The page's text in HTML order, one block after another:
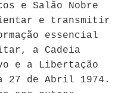
e Salão Nobre
e transmitir
essencial
a Cadeia
e a Libertação
27 de Abril 1974.